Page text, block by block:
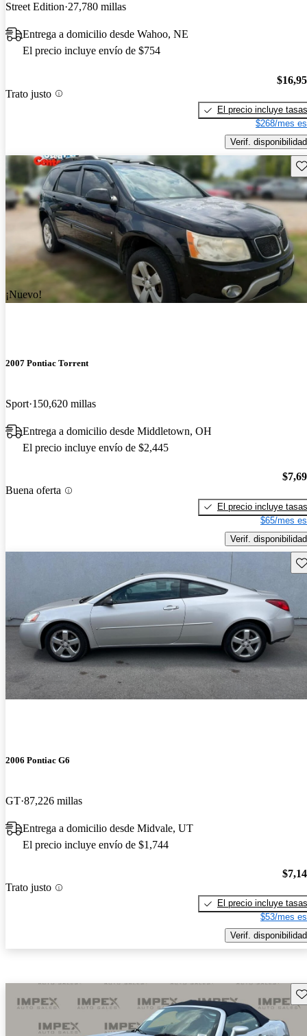
Street Edition 27,780 millas
Entrega a domicilio desde Wahoo, NE
El precio incluye envío de $754
Trato justo
El precio incluye tasas
$268/mes
Verif. disponibilidad
¡Nuevo!
2007 Pontiac Torrent
Sport 150,620 millas
Entrega a domicilio desde Middletown, OH
El precio incluye envío de $2,445
Buena oferta
El precio incluye tasas
$65/mes
Verif. disponibilidad
2006 Pontiac G6
GT 87,226 millas
Entrega a domicilio desde Midvale, UT
El precio incluye envío de $1,744
Trato justo
El precio incluye tasas
$53/mes
Verif. disponibilidad